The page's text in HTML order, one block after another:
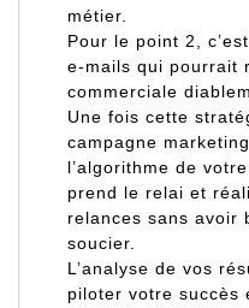
métier.
Pour le point 2,
e-mails qui pourrait
commerciale
Une fois cette
campagne
l’algorithme de
prend le relai et
relances sans avoir
soucier.
L’analyse de vos
piloter votre succès